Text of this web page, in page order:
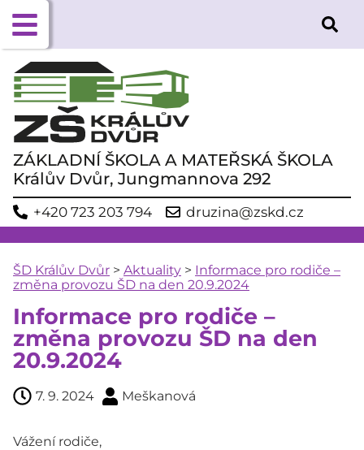
ZÁKLADNÍ ŠKOLA A MATEŘSKÁ ŠKOLA
Králův Dvůr, Jungmannova 292
+420 723 203 794 druzina@zskd.cz
ŠD Králův Dvůr > Aktuality > Informace pro rodiče –
změna provozu ŠD na den 20.9.2024
Informace pro rodiče –
změna provozu ŠD na den
20.9.2024
7. 9. 2024 Meškanová
Vážení rodiče,